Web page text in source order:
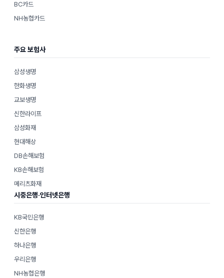
BC카드
NH농협카드
주요 보험사
삼성생명
한화생명
교보생명
신한라이프
삼성화재
현대해상
DB손해보험
KB손해보험
메리츠화재
시중은행·인터넷은행
KB국민은행
신한은행
하나은행
우리은행
NH농협은행